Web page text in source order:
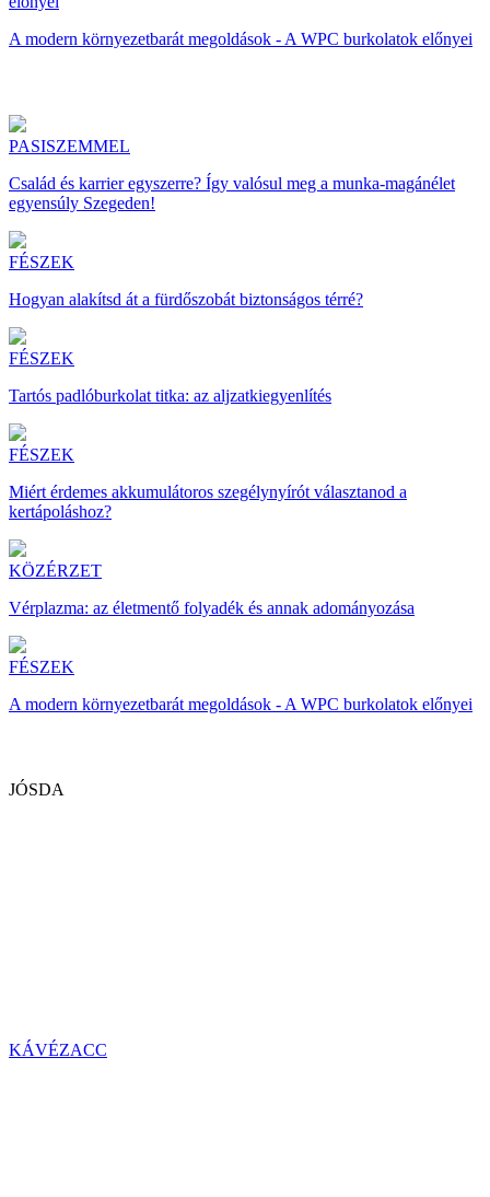
A modern környezetbarát megoldások - A WPC burkolatok előnyei
PASISZEMMEL
Család és karrier egyszerre? Így valósul meg a munka-magánélet
egyensúly Szegeden!
FÉSZEK
Hogyan alakítsd át a fürdőszobát biztonságos térré?
FÉSZEK
Tartós padlóburkolat titka: az aljzatkiegyenlítés
FÉSZEK
Miért érdemes akkumulátoros szegélynyírót választanod a
kertápoláshoz?
KÖZÉRZET
Vérplazma: az életmentő folyadék és annak adományozása
FÉSZEK
A modern környezetbarát megoldások - A WPC burkolatok előnyei
JÓSDA
KÁVÉZACC